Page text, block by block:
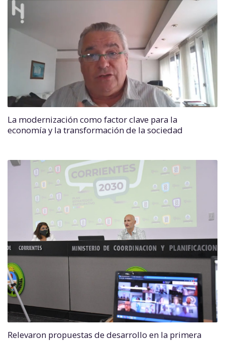
La modernización como factor clave para la
economía y la transformación de la sociedad
Relevaron propuestas de desarrollo en la primera